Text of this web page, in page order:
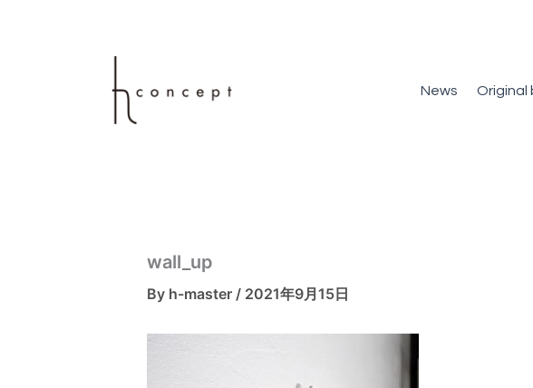
News Original
wall_up
By h-master / 2021年9月15日